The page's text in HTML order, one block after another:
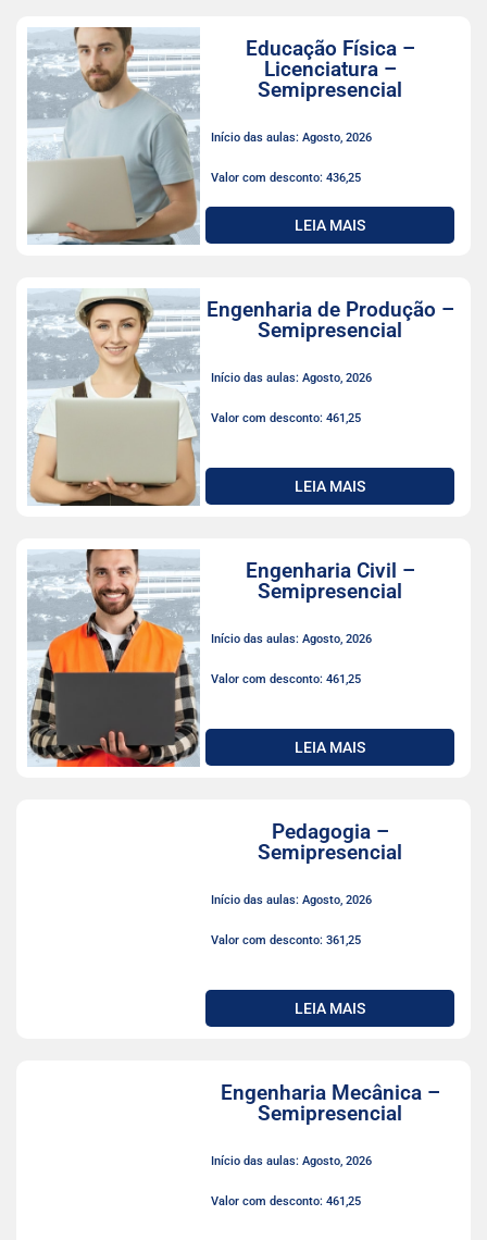
Educação Física –
Licenciatura –
Semipresencial
Início das aulas: Agosto, 2026
Valor com desconto: 436,25
LEIA MAIS
Engenharia de Produção –
Semipresencial
Início das aulas: Agosto, 2026
Valor com desconto: 461,25
LEIA MAIS
Engenharia Civil –
Semipresencial
Início das aulas: Agosto, 2026
Valor com desconto: 461,25
LEIA MAIS
Pedagogia –
Semipresencial
Início das aulas: Agosto, 2026
Valor com desconto: 361,25
LEIA MAIS
Engenharia Mecânica –
Semipresencial
Início das aulas: Agosto, 2026
Valor com desconto: 461,25